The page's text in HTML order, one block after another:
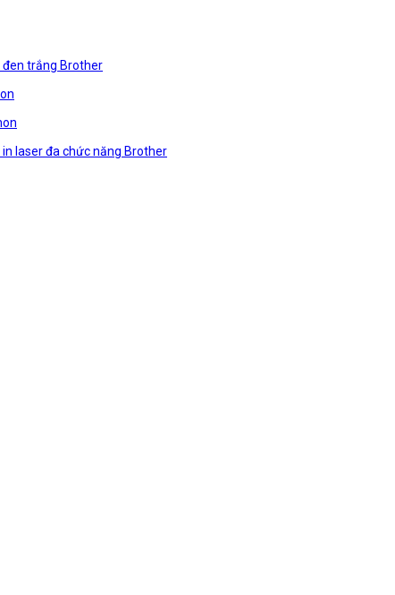
đen trắng Brother
in laser đa chức năng Brother